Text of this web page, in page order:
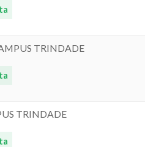
TRINDADE
TRINDADE